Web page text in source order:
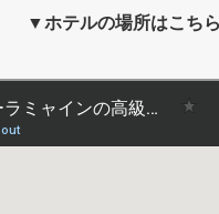
▼ホテルの場所はこちら